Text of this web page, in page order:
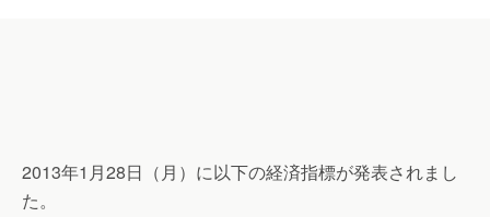
2013年1月28日（月）に以下の経済指標が発表されまし
た。